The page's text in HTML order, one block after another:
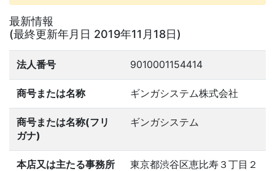
最新情報
(最終更新年月日 2019年11月18日)
法人番号 9010001154414
商号または名称 ギンガシステム株式会社
商号または名称(フリ
ガナ)
ギンガシステム
本店又は主たる事務所
東京都渋谷区恵比寿３丁目２